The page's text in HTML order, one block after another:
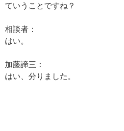
ていうことですね？
相談者：
はい。
加藤諦三：
はい、分りました。